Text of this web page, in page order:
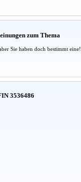
zum Thema
Sie haben doch bestimmt eine!
3536486